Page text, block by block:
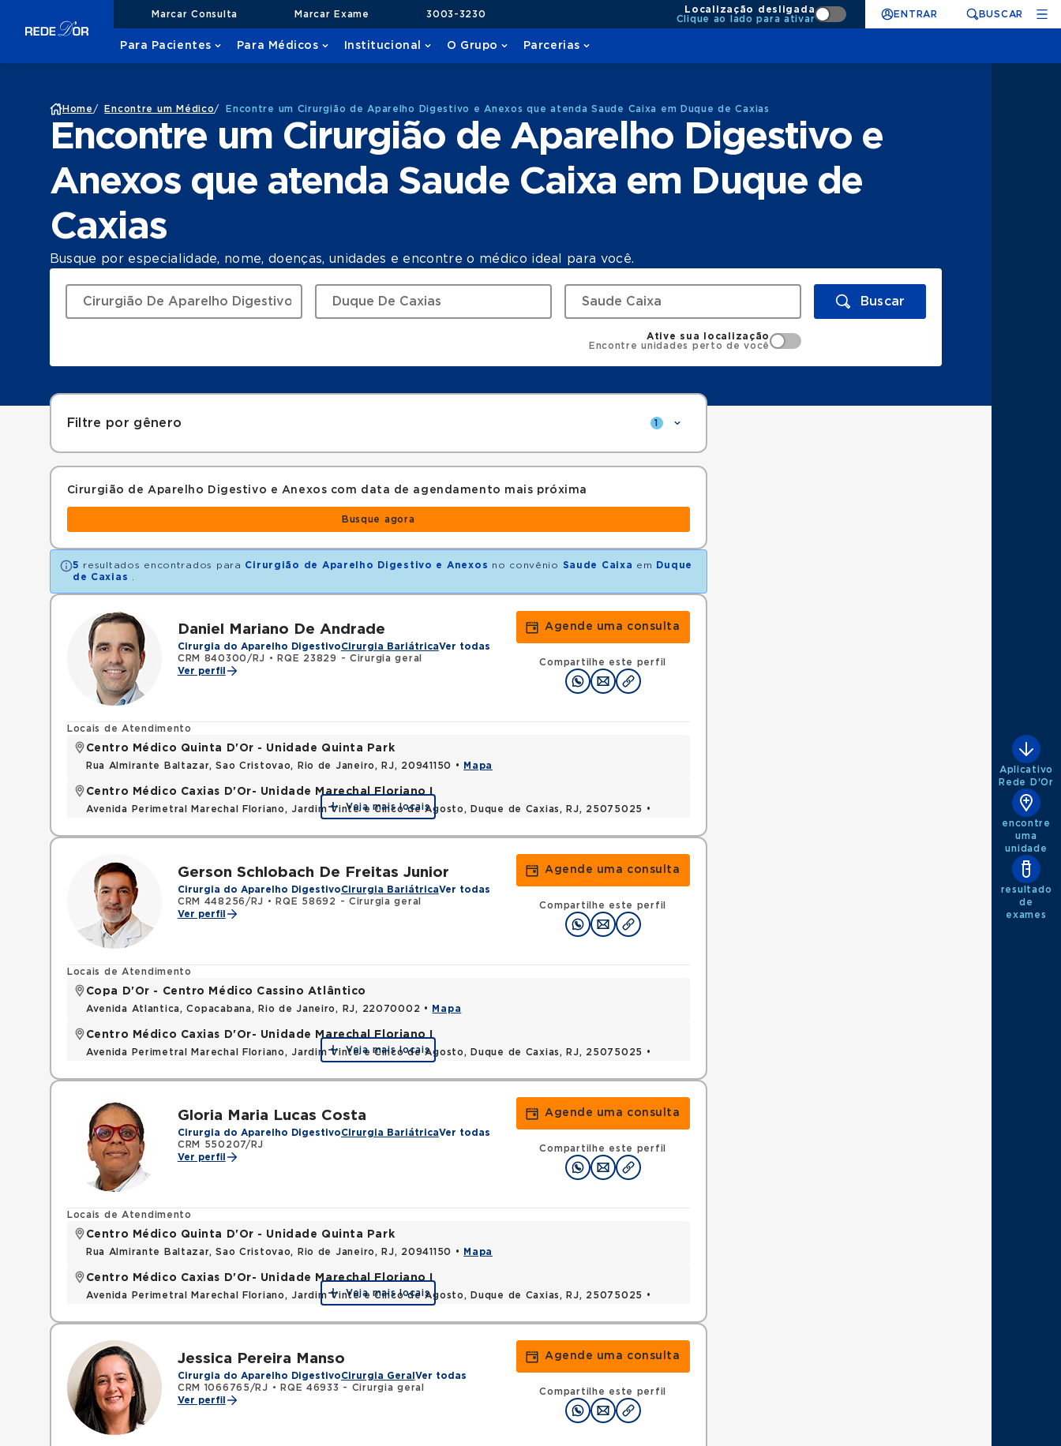
Marcar Consulta Marcar Exame 3003-3230
Localização desligada
Clique ao lado para ativar
ENTRAR BUSCAR
Para Pacientes Para Médicos Institucional O Grupo Parcerias
Home / Encontre um Médico/ Encontre um Cirurgião de Aparelho Digestivo e Anexos que atenda Saude Caixa em Duque de Caxias
Encontre um Cirurgião de Aparelho Digestivo e
Anexos que atenda Saude Caixa em Duque de
Caxias
Busque por especialidade, nome, doenças, unidades e encontre o médico ideal para você.
Buscar
Ative sua localização
Encontre unidades perto de você
Filtre por gênero 1
Cirurgião de Aparelho Digestivo e Anexos com data de agendamento mais próxima
Busque agora
5 resultados encontrados para Cirurgião de Aparelho Digestivo e Anexos no convênio Saude Caixa em
Duque
de Caxias
Daniel Mariano De Andrade
Cirurgia do Aparelho DigestivoCirurgia BariátricaVer todas
CRM 840300/RJ •
RQE 23829 - Cirurgia geral
Ver perfil
Agende uma consulta
Compartilhe este perfil
Locais de Atendimento
Centro Médico Quinta D'Or - Unidade Quinta Park
Rua Almirante Baltazar, Sao Cristovao, Rio de Janeiro, RJ, 20941150 • Mapa
Centro Médico Caxias D'Or- Unidade Marechal Floriano I
Avenida Perimetral Marechal Floriano, Jardim Vinte e Cinco de Agosto, Duque de Caxias, RJ, 25075025 •
Veja mais locais
Gerson Schlobach De Freitas Junior
Cirurgia do Aparelho DigestivoCirurgia BariátricaVer todas
CRM 448256/RJ •
RQE 58692 - Cirurgia geral
Ver perfil
Agende uma consulta
Compartilhe este perfil
Locais de Atendimento
Copa D'Or - Centro Médico Cassino Atlântico
Avenida Atlantica, Copacabana, Rio de Janeiro, RJ, 22070002 • Mapa
Centro Médico Caxias D'Or- Unidade Marechal Floriano I
Avenida Perimetral Marechal Floriano, Jardim Vinte e Cinco de Agosto, Duque de Caxias, RJ, 25075025 •
Veja mais locais
Gloria Maria Lucas Costa
Cirurgia do Aparelho DigestivoCirurgia BariátricaVer todas
CRM 550207/RJ
Ver perfil
Agende uma consulta
Compartilhe este perfil
Locais de Atendimento
Centro Médico Quinta D'Or - Unidade Quinta Park
Rua Almirante Baltazar, Sao Cristovao, Rio de Janeiro, RJ, 20941150 • Mapa
Centro Médico Caxias D'Or- Unidade Marechal Floriano I
Avenida Perimetral Marechal Floriano, Jardim Vinte e Cinco de Agosto, Duque de Caxias, RJ, 25075025 •
Veja mais locais
Jessica Pereira Manso
Cirurgia do Aparelho DigestivoCirurgia Geral Ver todas
CRM 1066765/RJ •
RQE 46933 - Cirurgia geral
Ver perfil
Agende uma consulta
Compartilhe este perfil
Aplicativo
Rede D'Or
encontre
uma
unidade
resultado
de
exames